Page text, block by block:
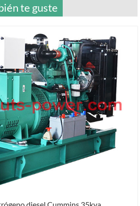
te guste
diesel Cummins 35kva